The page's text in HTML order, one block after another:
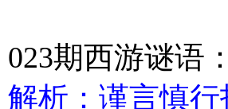
023期西游谜语
解析：谨言慎